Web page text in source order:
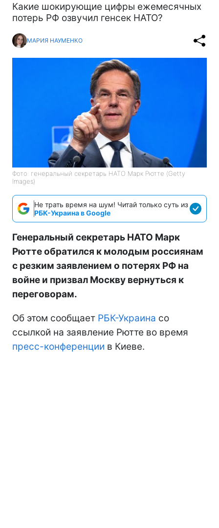
Какие шокирующие цифры ежемесячных
потерь РФ озвучил генсек НАТО?
МАРИЯ НАУМЕНКО
Фото: генеральный секретарь НАТО Марк Рютте (Getty
Images)
Не трать время на шум! Читай только суть из
РБК-Украина в Google
Генеральный секретарь НАТО Марк
Рютте обратился к молодым россиянам
с резким заявлением о потерях РФ на
войне и призвал Москву вернуться к
переговорам.
Об этом сообщает РБК-Украина со
ссылкой на заявление Рютте во время
пресс-конференции в Киеве.